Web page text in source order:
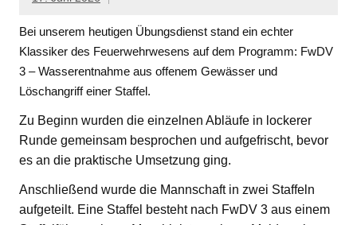
Bei unserem heutigen Übungsdienst stand ein echter
Klassiker des Feuerwehrwesens auf dem Programm: FwDV
3 – Wasserentnahme aus offenem Gewässer und
Löschangriff einer Staffel.
Zu Beginn wurden die einzelnen Abläufe in lockerer
Runde gemeinsam besprochen und aufgefrischt, bevor
es an die praktische Umsetzung ging.
Anschließend wurde die Mannschaft in zwei Staffeln
aufgeteilt. Eine Staffel besteht nach FwDV 3 aus einem